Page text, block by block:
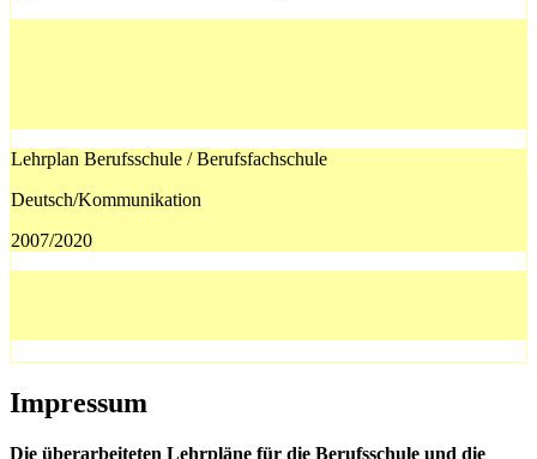
Lehrplan Berufsschule / Berufsfachschule
Deutsch/Kommunikation
2007/2020
Impressum
Die überarbeiteten Lehrpläne für die Berufsschule und die